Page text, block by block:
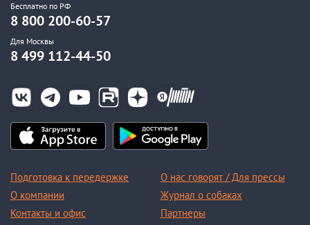
Бесплатно по РФ
8 800 200-60-57
Для Москвы
8 499 112-44-50
Подготовка к передержке
О компании
Контакты и офис
О нас говорят / Для прессы
Журнал о собаках
Партнеры